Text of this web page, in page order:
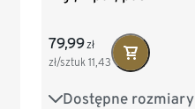
79,99zł
zł/sztuk11,43
Dostępne rozmiary
86/92 98/104